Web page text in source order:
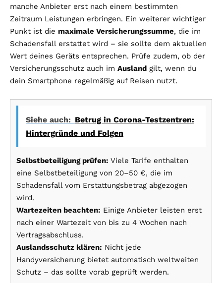
manche Anbieter erst nach einem bestimmten
Zeitraum Leistungen erbringen. Ein weiterer wichtiger
Punkt ist die maximale Versicherungssumme, die im
Schadensfall erstattet wird – sie sollte dem aktuellen
Wert deines Geräts entsprechen. Prüfe zudem, ob der
Versicherungsschutz auch im Ausland gilt, wenn du
dein Smartphone regelmäßig auf Reisen nutzt.
Siehe auch: Betrug in Corona-Testzentren:
Hintergründe und Folgen
Selbstbeteiligung prüfen: Viele Tarife enthalten
eine Selbstbeteiligung von 20–50 €, die im
Schadensfall vom Erstattungsbetrag abgezogen
wird.
Wartezeiten beachten: Einige Anbieter leisten erst
nach einer Wartezeit von bis zu 4 Wochen nach
Vertragsabschluss.
Auslandsschutz klären: Nicht jede
Handyversicherung bietet automatisch weltweiten
Schutz – das sollte vorab geprüft werden.